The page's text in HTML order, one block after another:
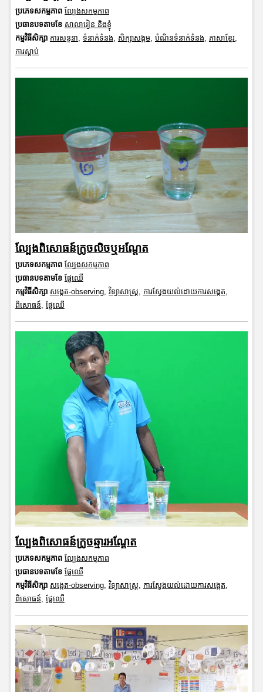
ប្រភេទសកម្មភាព ល្បែងសកម្មភាព
ប្រធានបទតាមខែ សាលារៀន និងខ្ញុំ
កម្មវិធីសិក្សា ការសន្ទនា, ទំនាក់ទំនង, សិក្សាសង្គម, បំណិនទំនាក់ទំនង, ភាសាខ្មែរ,
ការស្តាប់
ល្បែងពិសោធន៍ក្រូចលិចឬអណ្តែត
ប្រភេទសកម្មភាព ល្បែងសកម្មភាព
ប្រធានបទតាមខែ ផ្លែឈើ
កម្មវិធីសិក្សា សង្កេត-observing, វិទ្យាសាស្រ្ត, ការស្វែងយល់ដោយការសង្កេត,
ពិសោធន៍, ផ្លែឈើ
ល្បែងពិសោធន៍ក្រូចឆ្មារអណ្តែត
ប្រភេទសកម្មភាព ល្បែងសកម្មភាព
ប្រធានបទតាមខែ ផ្លែឈើ
កម្មវិធីសិក្សា សង្កេត-observing, វិទ្យាសាស្រ្ត ការស្វែងយល់ដោយការសង្កេត
ពិសោធន៍ ផ្លែឈើ